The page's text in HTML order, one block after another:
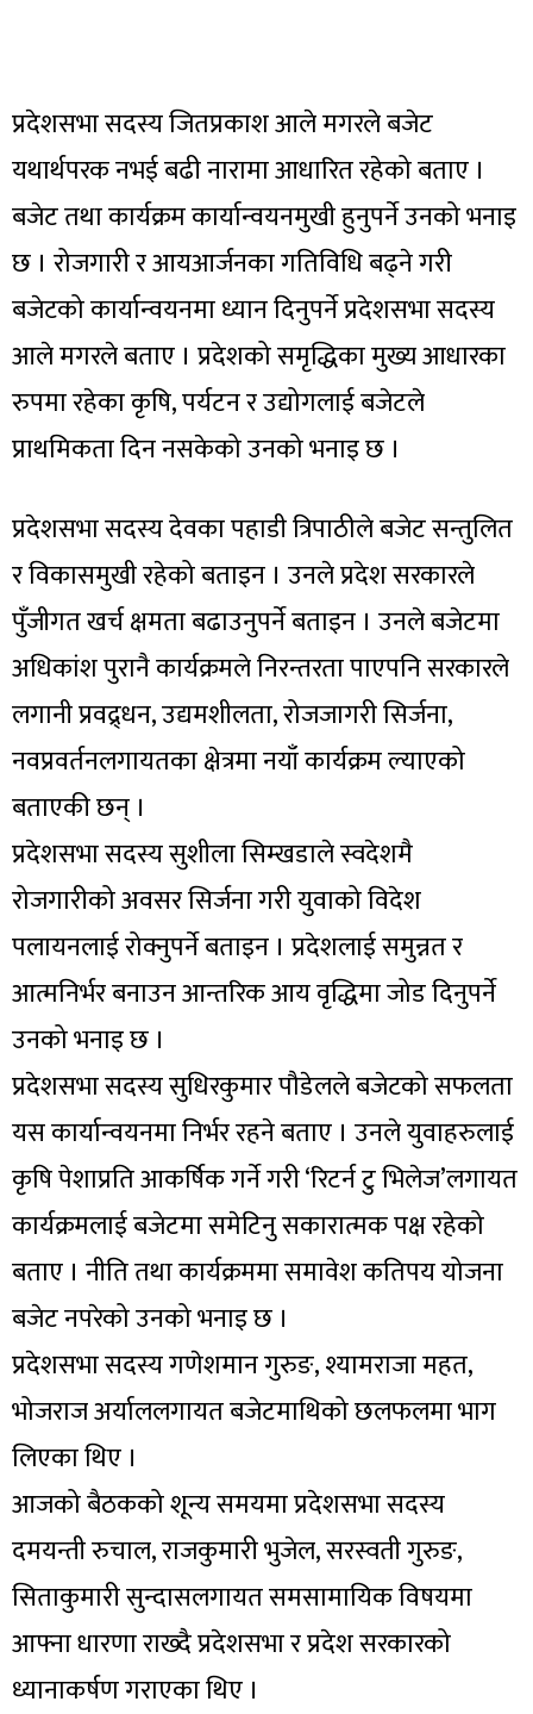
प्रदेशसभा सदस्य जितप्रकाश आले मगरले बजेट
यथार्थपरक नभई बढी नारामा आधारित रहेको बताए ।
बजेट तथा कार्यक्रम कार्यान्वयनमुखी हुनुपर्ने उनको भनाइ
छ । रोजगारी र आयआर्जनका गतिविधि बढ्ने गरी
बजेटको कार्यान्वयनमा ध्यान दिनुपर्ने प्रदेशसभा सदस्य
आले मगरले बताए । प्रदेशको समृद्धिका मुख्य आधारका
रुपमा रहेका कृषि, पर्यटन र उद्योगलाई बजेटले
प्राथमिकता दिन नसकेको उनको भनाइ छ ।
प्रदेशसभा सदस्य देवका पहाडी त्रिपाठीले बजेट सन्तुलित
र विकासमुखी रहेको बताइन । उनले प्रदेश सरकारले
पुँजीगत खर्च क्षमता बढाउनुपर्ने बताइन । उनले बजेटमा
अधिकांश पुरानै कार्यक्रमले निरन्तरता पाएपनि सरकारले
लगानी प्रवद्र्धन, उद्यमशीलता, रोजजागरी सिर्जना,
नवप्रवर्तनलगायतका क्षेत्रमा नयाँ कार्यक्रम ल्याएको
बताएकी छन् ।
प्रदेशसभा सदस्य सुशीला सिम्खडाले स्वदेशमै
रोजगारीको अवसर सिर्जना गरी युवाको विदेश
पलायनलाई रोक्नुपर्ने बताइन । प्रदेशलाई समुन्नत र
आत्मनिर्भर बनाउन आन्तरिक आय वृद्धिमा जोड दिनुपर्ने
उनको भनाइ छ ।
प्रदेशसभा सदस्य सुधिरकुमार पौडेलले बजेटको सफलता
यस कार्यान्वयनमा निर्भर रहने बताए । उनले युवाहरुलाई
कृषि पेशाप्रति आकर्षिक गर्ने गरी ‘रिटर्न टु भिलेज’लगायत
कार्यक्रमलाई बजेटमा समेटिनु सकारात्मक पक्ष रहेको
बताए । नीति तथा कार्यक्रममा समावेश कतिपय योजना
बजेट नपरेको उनको भनाइ छ ।
प्रदेशसभा सदस्य गणेशमान गुरुङ, श्यामराजा महत,
भोजराज अर्याललगायत बजेटमाथिको छलफलमा भाग
लिएका थिए ।
आजको बैठकको शून्य समयमा प्रदेशसभा सदस्य
दमयन्ती रुचाल, राजकुमारी भुजेल, सरस्वती गुरुङ,
सिताकुमारी सुन्दासलगायत समसामायिक विषयमा
आफ्ना धारणा राख्दै प्रदेशसभा र प्रदेश सरकारको
ध्यानाकर्षण गराएका थिए ।